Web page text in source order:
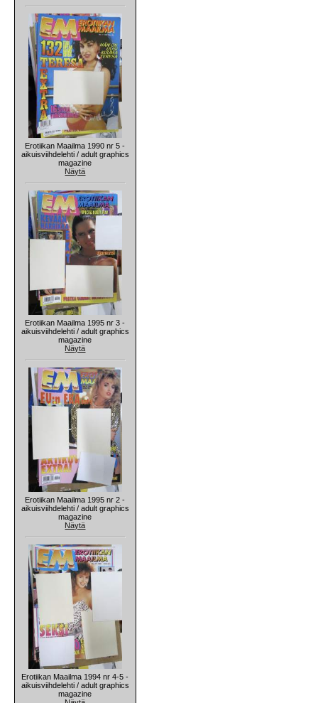
Erotiikan Maailma 1990 nr 5 -
aikuisviihdelehti / adult graphics
magazine
Näytä
Erotiikan Maailma 1995 nr 3 -
aikuisviihdelehti / adult graphics
magazine
Näytä
Erotiikan Maailma 1995 nr 2 -
aikuisviihdelehti / adult graphics
magazine
Näytä
Erotiikan Maailma 1994 nr 4-5 -
aikuisviihdelehti / adult graphics
magazine